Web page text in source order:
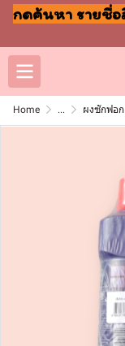
กดค้นหา รายชื่อ
Home ... ผงซักฟอก น้ำยาปรับ